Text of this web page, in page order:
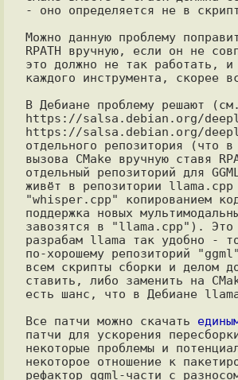
- оно определяется не в
Можно данную проблему
RPATH вручную, если он не
это должно не так работать,
каждого инструмента, скорее
В Дебиане проблему решают (см.
https://salsa.debian.org/
https://salsa.debian.org/
отдельного репозитория
вызова CMake вручную ставя
отдельный репозиторий для
живёт в репозитории
"whisper.cpp" копированием
поддержка новых
завозятся в "llama.cpp"). Это
разрабам llama так удобно -
по-хорошему репозиторий
всем скрипты сборки и делом
ставить, либо заменить на
есть шанс, что в Дебиане
Все патчи можно скачать
патчи для ускорения
некоторые проблемы и
некоторое отношение к